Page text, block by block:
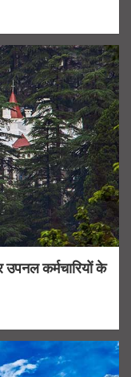
कर्मचारियों के